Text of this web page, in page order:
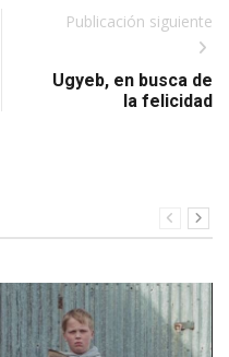
Publicación siguiente
Ugyeb, en busca de
la felicidad